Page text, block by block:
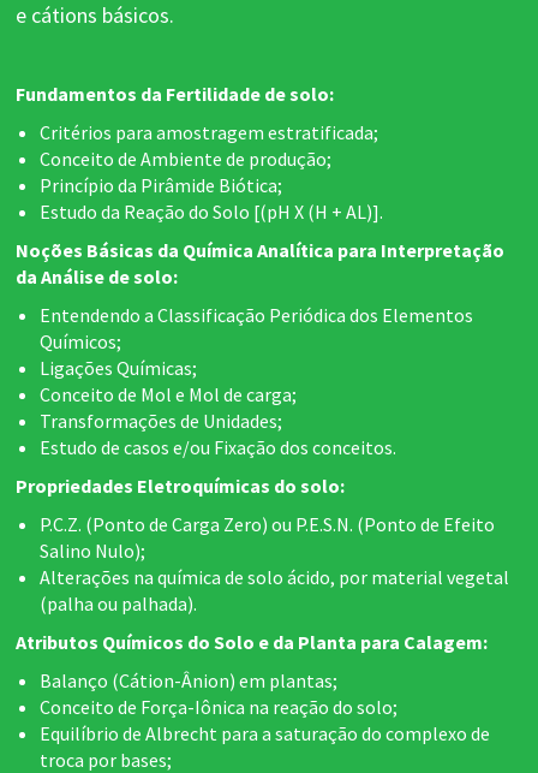
e cátions básicos.
Fundamentos da Fertilidade de solo:
Critérios para amostragem estratificada;
Conceito de Ambiente de produção;
Princípio da Pirâmide Biótica;
Estudo da Reação do Solo [(pH X (H + AL)].
Noções Básicas da Química Analítica para Interpretação
da Análise de solo:
Entendendo a Classificação Periódica dos Elementos
Químicos;
Ligações Químicas;
Conceito de Mol e Mol de carga;
Transformações de Unidades;
Estudo de casos e/ou Fixação dos conceitos.
Propriedades Eletroquímicas do solo:
P.C.Z. (Ponto de Carga Zero) ou P.E.S.N. (Ponto de Efeito
Salino Nulo);
Alterações na química de solo ácido, por material vegetal
(palha ou palhada).
Atributos Químicos do Solo e da Planta para Calagem:
Balanço (Cátion-Ânion) em plantas;
Conceito de Força-Iônica na reação do solo;
Equilíbrio de Albrecht para a saturação do complexo de
troca por bases;